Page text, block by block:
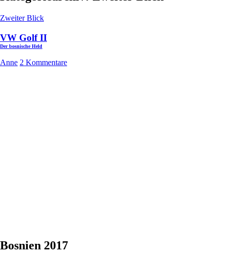
Zweiter Blick
VW Golf II
Der bosnische Held
Anne 2 Kommentare
Bosnien 2017